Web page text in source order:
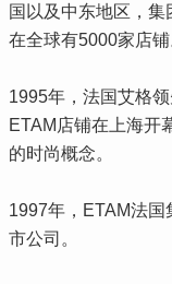
国以及中东地区，集
在全球有5000家店铺
1995年，法国艾格
ETAM店铺在上海开
的时尚概念。
1997年，ETAM法国
市公司。